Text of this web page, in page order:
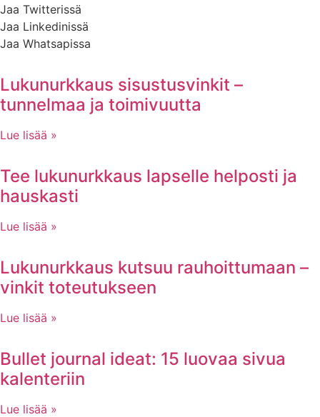
Jaa Twitterissä
Jaa Linkedinissä
Jaa Whatsapissa
Lukunurkkaus sisustusvinkit –
tunnelmaa ja toimivuutta
Lue lisää »
Tee lukunurkkaus lapselle helposti ja
hauskasti
Lue lisää »
Lukunurkkaus kutsuu rauhoittumaan –
vinkit toteutukseen
Lue lisää »
Bullet journal ideat: 15 luovaa sivua
kalenteriin
Lue lisää »